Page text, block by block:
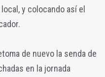
y colocando así el
de nuevo la senda de
en la jornada